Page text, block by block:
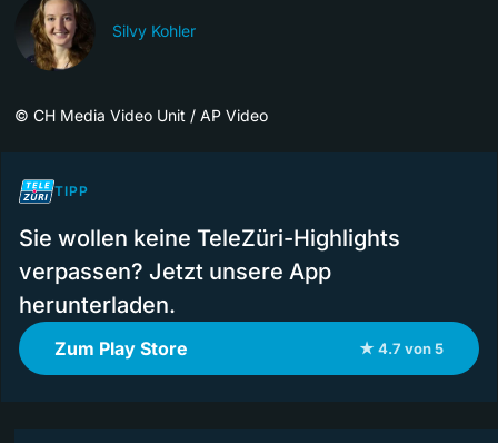
Silvy Kohler
© CH Media Video Unit / AP Video
TIPP
Sie wollen keine TeleZüri-Highlights
verpassen? Jetzt unsere App
herunterladen.
Zum Play Store ★ 4.7 von 5